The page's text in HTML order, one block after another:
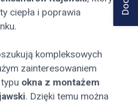
ciepła i poprawia
kompleksowych
zainteresowaniem
okna z montażem
. Dzięki temu można